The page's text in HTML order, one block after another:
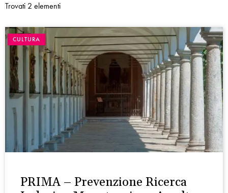
Trovati 2 elementi
CULTURA
PRIMA – Prevenzione Ricerca